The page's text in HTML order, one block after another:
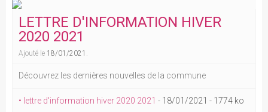
LETTRE D'INFORMATION HIVER
2020 2021
Ajouté le 18/01/2021 .
Découvrez les dernières nouvelles de la commune
• lettre d'information hiver 2020 2021 - 18/01/2021 - 1774 ko